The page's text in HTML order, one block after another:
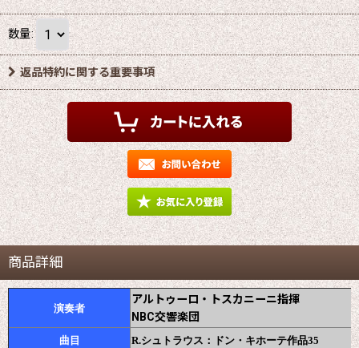
数量:
返品特約に関する重要事項
商品詳細
演奏者
アルトゥーロ・トスカニーニ指揮
NBC交響楽団
曲目 R.シュトラウス：ドン・キホーテ作品35